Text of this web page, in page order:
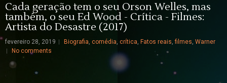
Cada geração tem o seu Orson Welles, mas
também, o seu Ed Wood - Crítica - Filmes:
Artista do Desastre (2017)
fevereiro 28, 2019 Biografia, comédia, crítica, Fatos reais,filmes, Warner
No comments